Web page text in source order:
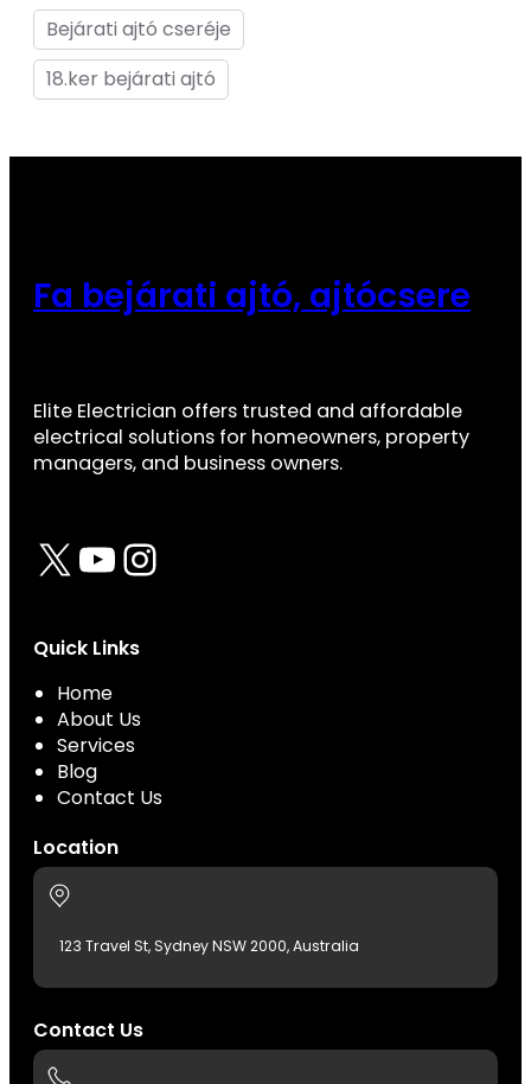
Bejárati ajtó cseréje
18.ker bejárati ajtó
Fa bejárati ajtó, ajtócsere
Elite Electrician offers trusted and affordable
electrical solutions for homeowners, property
managers, and business owners.
X YouTube Instagram
Quick Links
Home
About Us
Services
Blog
Contact Us
Location
123 Travel St, Sydney NSW 2000, Australia
Contact Us